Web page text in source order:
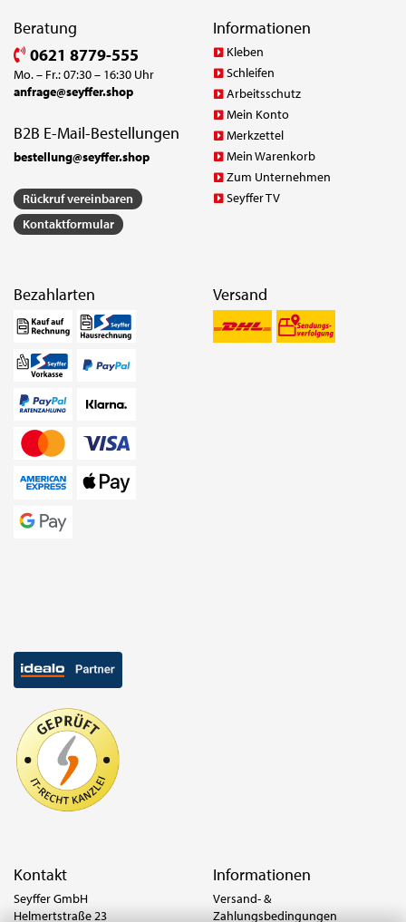
Beratung
0621 8779-555
Mo. – Fr.: 07:30 – 16:30 Uhr
anfrage@seyffer.shop
B2B E-Mail-Bestellungen
bestellung@seyffer.shop
Rückruf vereinbaren
Kontaktformular
Informationen
Kleben
Schleifen
Arbeitsschutz
Mein Konto
Merkzettel
Mein Warenkorb
Zum Unternehmen
Seyffer TV
Bezahlarten Versand
Kontakt
Seyffer GmbH
Helmertstraße 23
Informationen
Versand- &
Zahlungsbedingungen